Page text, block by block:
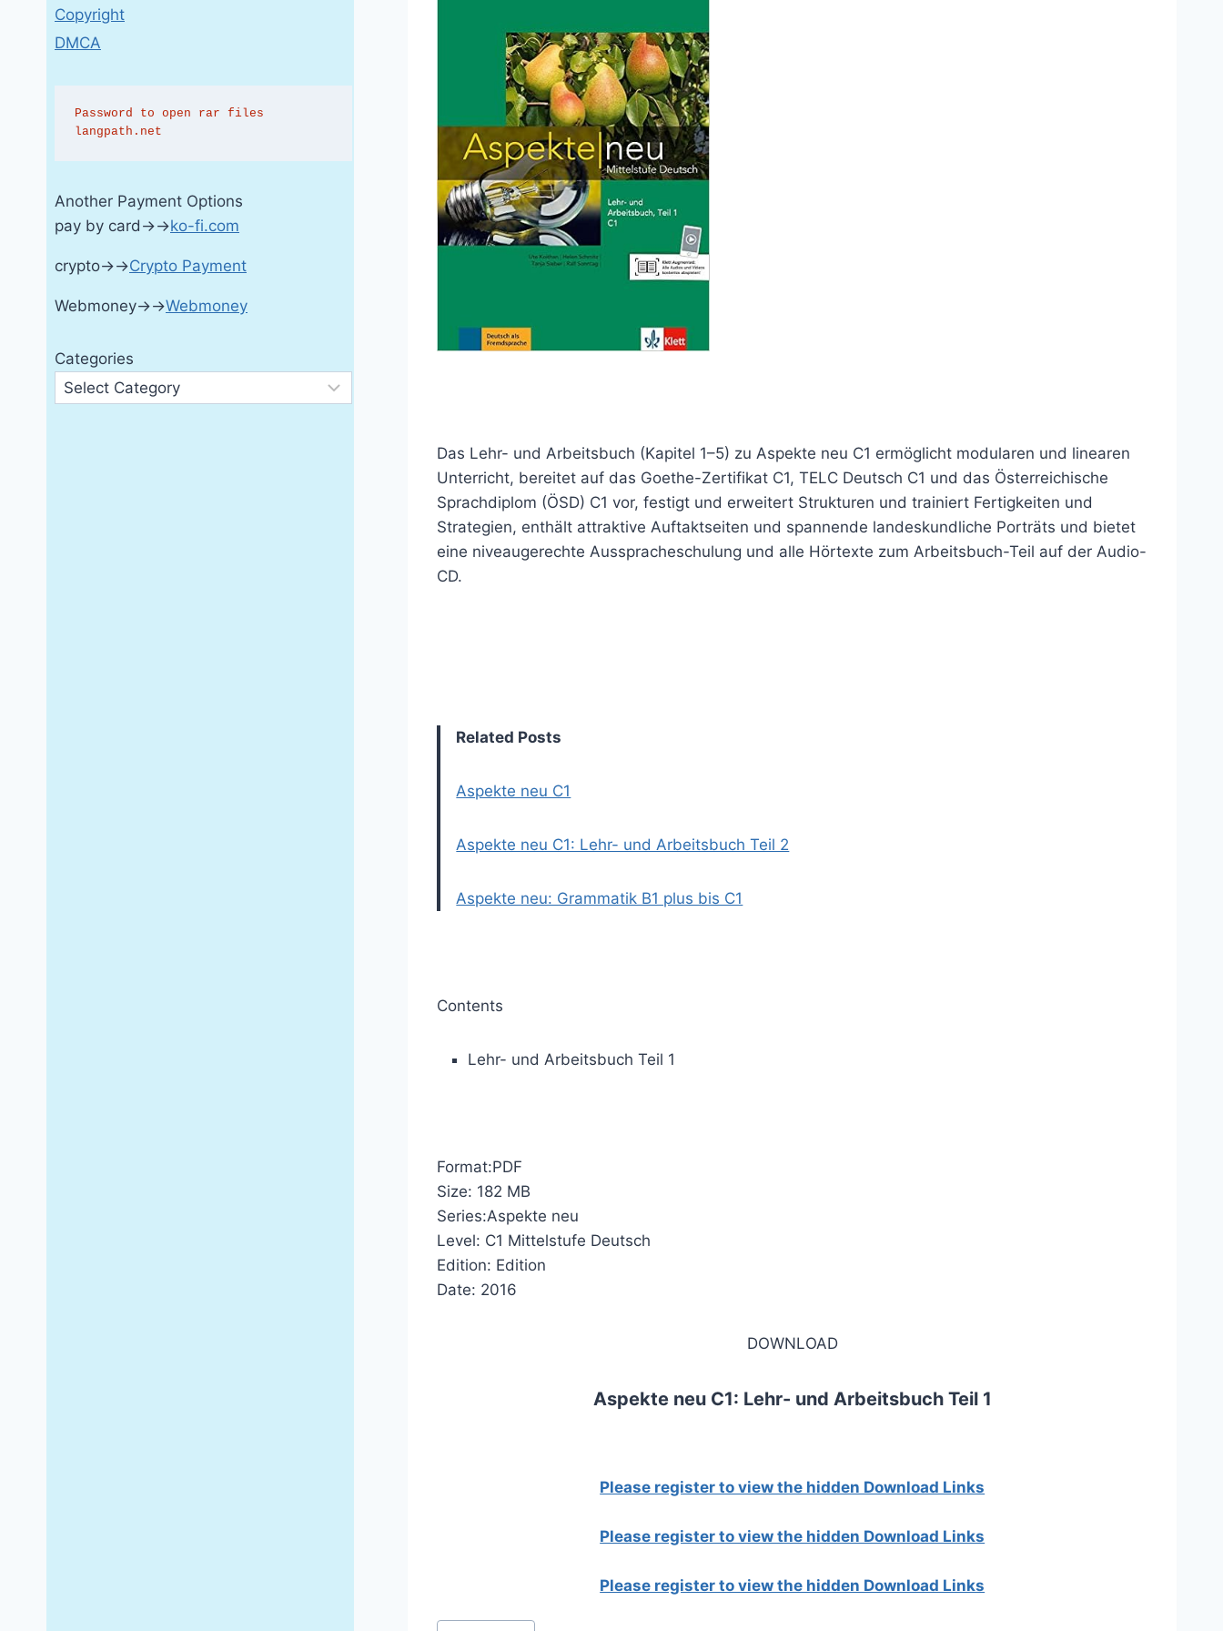
Das Lehr- und Arbeitsbuch (Kapitel 1–5) zu Aspekte neu C1 ermöglicht modularen und linearen
Unterricht, bereitet auf das Goethe-Zertifikat C1, TELC Deutsch C1 und das Österreichische
Sprachdiplom (ÖSD) C1 vor, festigt und erweitert Strukturen und trainiert Fertigkeiten und
Strategien, enthält attraktive Auftaktseiten und spannende landeskundliche Porträts und bietet
eine niveaugerechte Ausspracheschulung und alle Hörtexte zum Arbeitsbuch-Teil auf der Audio-
CD.
Related Posts
Aspekte neu C1
Aspekte neu C1: Lehr- und Arbeitsbuch Teil 2
Aspekte neu: Grammatik B1 plus bis C1
Contents
Lehr- und Arbeitsbuch Teil 1
Format:PDF
Size: 182 MB
Series:Aspekte neu
Level: C1 Mittelstufe Deutsch
Edition: Edition
Date: 2016
DOWNLOAD
Aspekte neu C1: Lehr- und Arbeitsbuch Teil 1
Please register to view the hidden Download Links
Please register to view the hidden Download Links
Please register to view the hidden Download Links
Post
Copyright
DMCA
Password to open rar files
langpath.net
Another Payment Options
pay by card→→ko-fi.com
crypto→→Crypto Payment
Webmoney→→Webmoney
Categories